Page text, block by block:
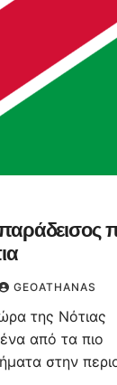
GEOATHANAS
της Νότιας
από τα πιο
στην